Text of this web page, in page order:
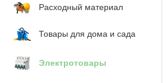
Расходный материал
Товары для дома и сада
Электротовары